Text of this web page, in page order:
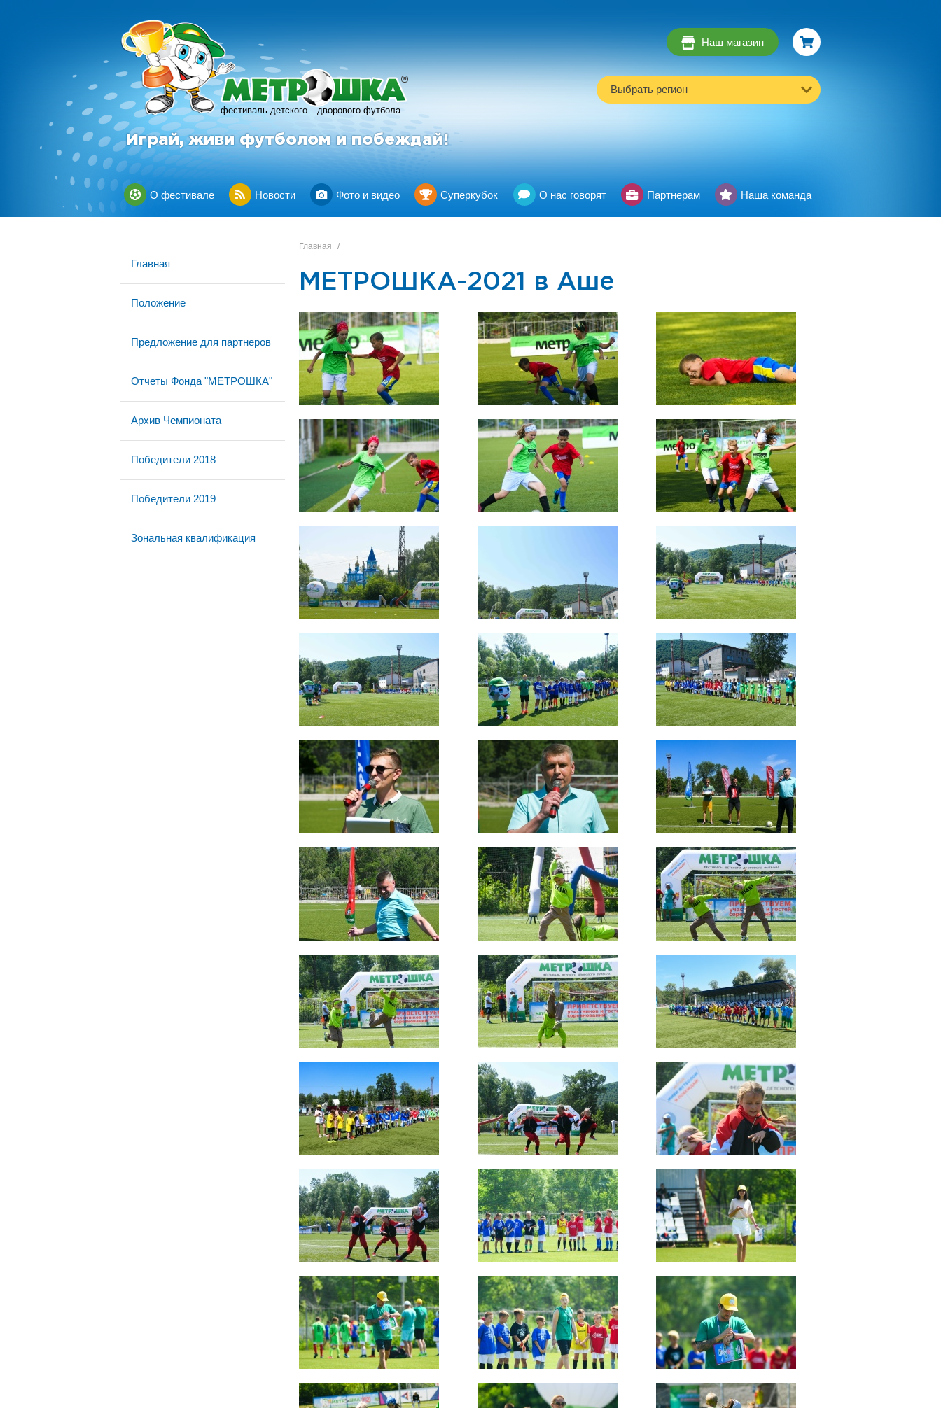
фестиваль детского дворового футбола
R
Играй, живи футболом и побеждай!
Наш магазин
Выбрать регион
О фестивале Новости Фото и видео Суперкубок О нас говорят Партнерам Наша команда
Главная
Положение
Предложение для партнеров
Отчеты Фонда "МЕТРОШКА"
Архив Чемпионата
Победители 2018
Победители 2019
Зональная квалификация
Главная /
МЕТРОШКА-2021 в Аше